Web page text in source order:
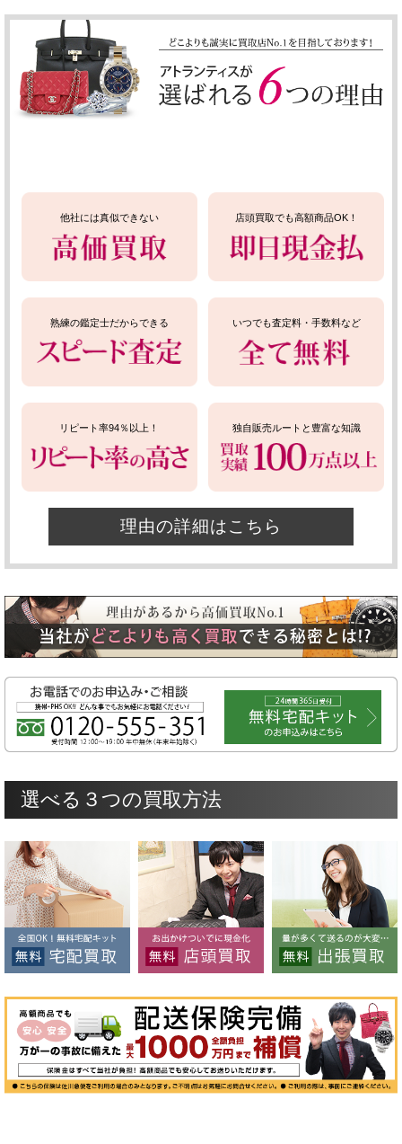
他社には真似できない 店頭買取でも高額商品OK！
熟練の鑑定士だからできる いつでも査定料・手数料など
リピート率94％以上！ 独自販売ルートと豊富な知識
理由の詳細はこちら
選べる３つの買取方法